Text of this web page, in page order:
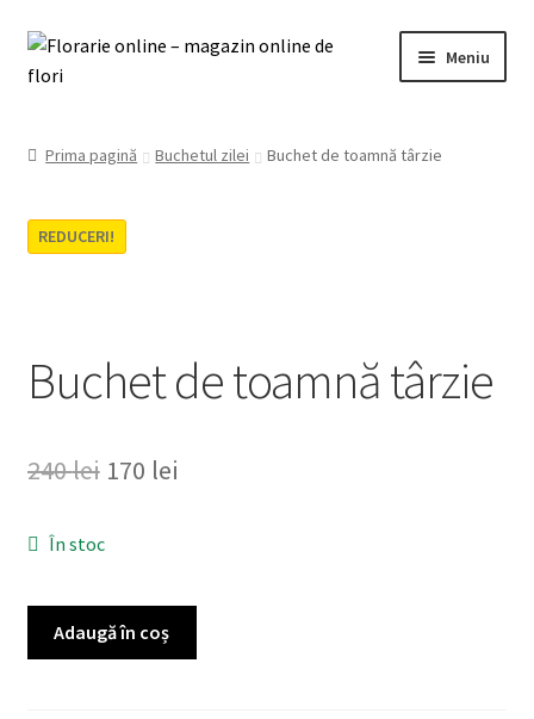
Sari
la
Sari
la
Meniu
Contul meu
Contact
Prima pagină Buchetul zilei Buchet de toamnă târzie
REDUCERI!
Buchet de toamnă târzie
240lei Prețul
a
fost:
240 lei.
170 lei
170 lei.
În stoc
Adaugă în coș